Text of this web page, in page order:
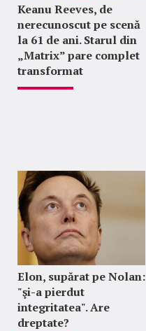
Keanu Reeves, de
nerecunoscut pe scenă
la 61 de ani. Starul din
„Matrix” pare complet
transformat
Elon, supărat pe Nolan:
"şi-a pierdut
integritatea". Are
dreptate?